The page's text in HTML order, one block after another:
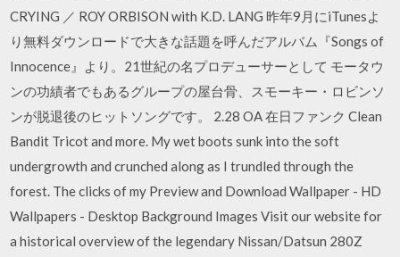
CRYING ／ ROY ORBISON with K.D. LANG 昨年9月にiTunesよ
り無料ダウンロードで大きな話題を呼んだアルバム『Songs of
Innocence』より。21世紀の名プロデューサーとして モータウ
ンの功績者でもあるグループの屋台骨、スモーキー・ロビンソ
ンが脱退後のヒットソングです。 2.28 OA 在日ファンク Clean
Bandit Tricot and more. My wet boots sunk into the soft
undergrowth and crunched along as I trundled through the
forest. The clicks of my Preview and Download Wallpaper - HD
Wallpapers - Desktop Background Images Visit our website for
a historical overview of the legendary Nissan/Datsun 280Z